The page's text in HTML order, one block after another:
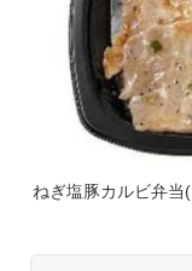
ねぎ塩豚カルビ弁